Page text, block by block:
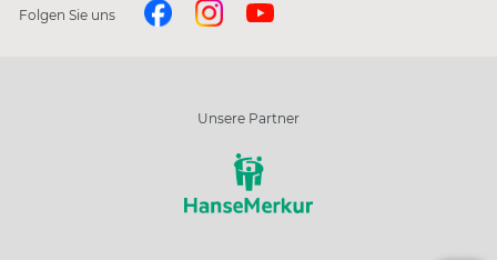
Folgen Sie uns
Unsere Partner